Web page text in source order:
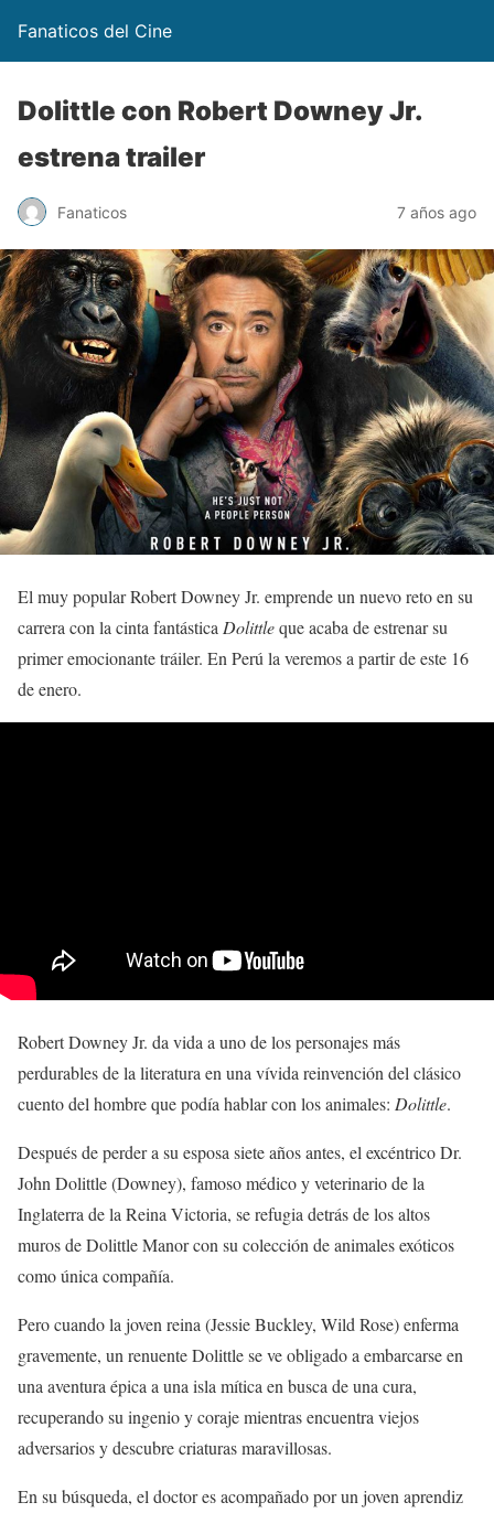
Fanaticos del Cine
Dolittle con Robert Downey Jr.
estrena trailer
Fanaticos 7 años ago
El muy popular Robert Downey Jr. emprende un nuevo reto en su
carrera con la cinta fantástica Dolittleque acaba de estrenar su
primer emocionante tráiler. En Perú la veremos a partir de este 16
de enero.
Robert Downey Jr. da vida a uno de los personajes más
perdurables de la literatura en una vívida reinvención del clásico
cuento del hombre que podía hablar con los animales: Dolittle.
Después de perder a su esposa siete años antes, el excéntrico Dr.
John Dolittle (Downey), famoso médico y veterinario de la
Inglaterra de la Reina Victoria, se refugia detrás de los altos
muros de Dolittle Manor con su colección de animales exóticos
como única compañía.
Pero cuando la joven reina (Jessie Buckley, Wild Rose) enferma
gravemente, un renuente Dolittle se ve obligado a embarcarse en
una aventura épica a una isla mítica en busca de una cura,
recuperando su ingenio y coraje mientras encuentra viejos
adversarios y descubre criaturas maravillosas.
En su búsqueda, el doctor es acompañado por un joven aprendiz